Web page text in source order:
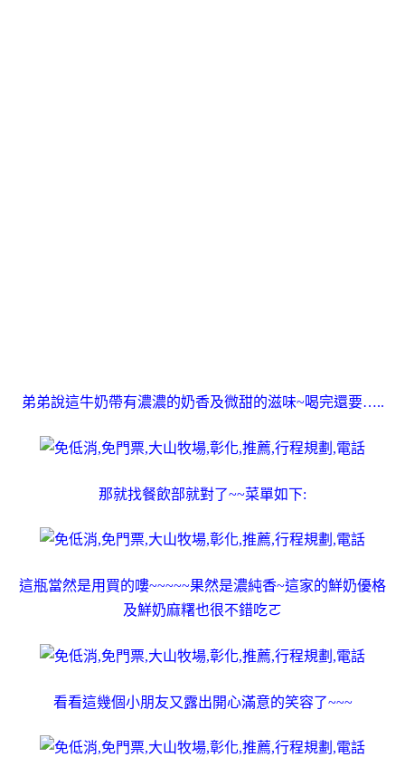
弟弟說這牛奶帶有濃濃的奶香及微甜的滋味~喝完還要…..
那就找餐飲部就對了~~菜單如下:
這瓶當然是用買的嘍~~~~~果然是濃純香~這家的鮮奶優格
及鮮奶麻糬也很不錯吃ㄛ
看看這幾個小朋友又露出開心滿意的笑容了~~~